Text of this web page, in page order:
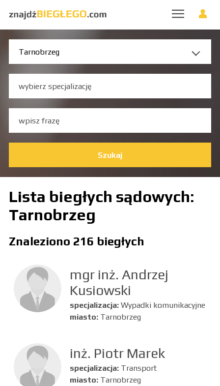
Szukaj
Lista biegłych sądowych:
Tarnobrzeg
Znaleziono 216 biegłych
mgr inż. Andrzej
Kusiowski
specjalizacja: Wypadki komunikacyjne
miasto: Tarnobrzeg
inż. Piotr Marek
specjalizacja: Transport
miasto: Tarnobrzeg